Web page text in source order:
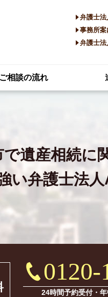
弁護士
事務所案
弁護士
ご相談の流れ
で遺産相続に
い弁護士法
0120-
24時間予約受付・